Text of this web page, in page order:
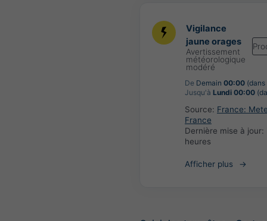
Vigilance
jaune orages
Avertissement
météorologique
modéré
De Demain 00:00
Jusqu'à Lundi 00:00
Source: France:
France
Dernière mise à jour:
heures
Afficher plus